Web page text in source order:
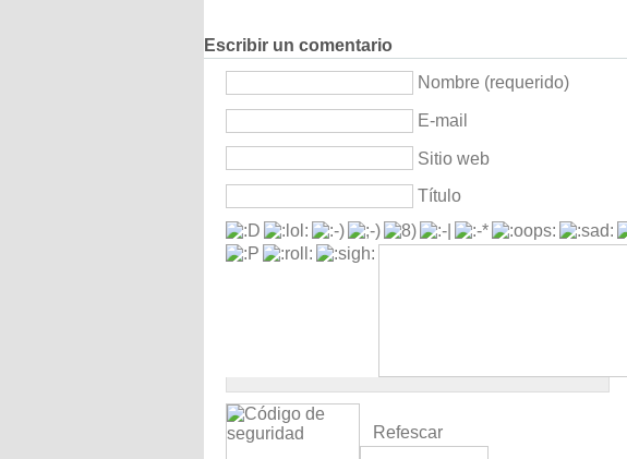
Escribir un comentario
Nombre (requerido)
E-mail
Sitio web
Título
Refescar